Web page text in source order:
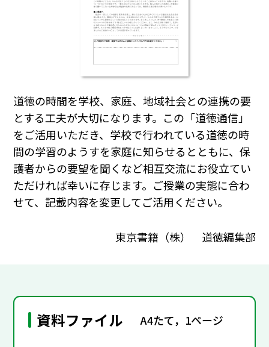
道徳の時間を学校、家庭、地域社会との連携の要
とする工夫が大切になります。この「道徳通信」
をご活用いただき、学校で行われている道徳の時
間の学習のようすを家庭に知らせるとともに、保
護者からの要望を聞くなど相互交流にお役立てい
ただければ幸いに存じます。ご授業の実態に合わ
せて、記載内容を変更してご活用ください。
東京書籍（株） 道徳編集部
資料ファイル A4たて，1ページ